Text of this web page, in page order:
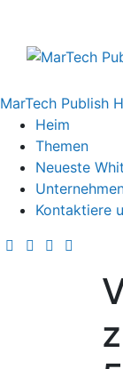
MarTech Publish
Heim
Themen
Neueste
Kontaktiere